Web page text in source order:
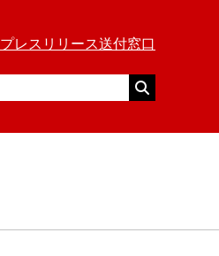
プレスリリース送付窓口